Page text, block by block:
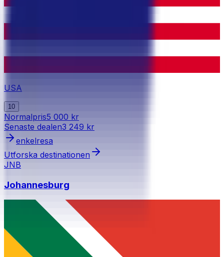
USA
10
Normalpris5 000 kr
Senaste dealen3 249 kr
enkelresa
Utforska destinationen
JNB
Johannesburg